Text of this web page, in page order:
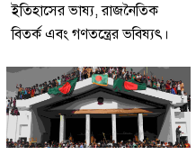
ইতিহাসের ভাষ্য, রাজনৈতিক
বিতর্ক এবং গণতন্ত্রের ভবিষ্যৎ।